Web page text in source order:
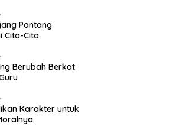
Pantang
Cita-Cita
Berubah Berkat
Karakter untuk